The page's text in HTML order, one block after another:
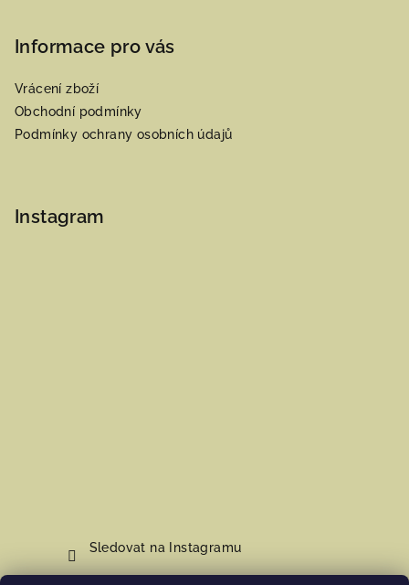
Informace pro vás
Vrácení zboží
Obchodní podmínky
Podmínky ochrany osobních údajů
Instagram
Sledovat na Instagramu